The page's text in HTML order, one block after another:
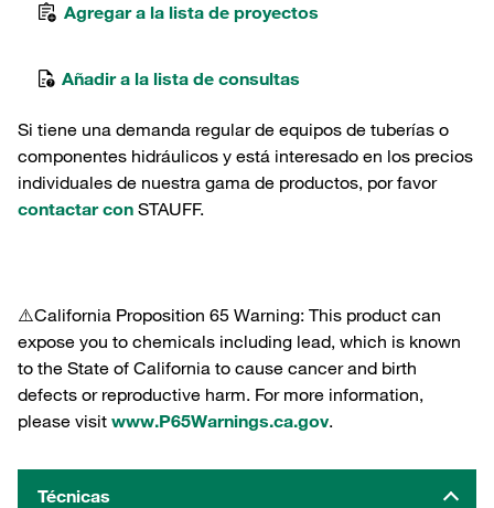
Agregar a la lista de proyectos
Añadir a la lista de consultas
Si tiene una demanda regular de equipos de tuberías o
componentes hidráulicos y está interesado en los precios
individuales de nuestra gama de productos, por favor
contactar con STAUFF.
⚠️California Proposition 65 Warning: This product can
expose you to chemicals including lead, which is known
to the State of California to cause cancer and birth
defects or reproductive harm. For more information,
please visit www.P65Warnings.ca.gov.
Técnicas